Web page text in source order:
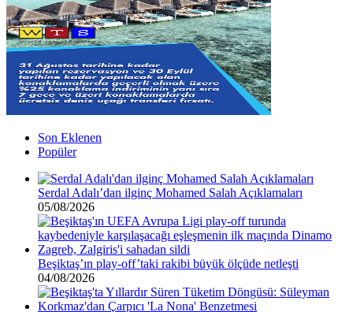
Son Eklenen
Popüler
Serdal Adalı’dan ilginç Mohamed Salah Açıklamaları
05/08/2026
Beşiktaş’ın play-off’taki rakibi büyük ölçüde netleşti
04/08/2026